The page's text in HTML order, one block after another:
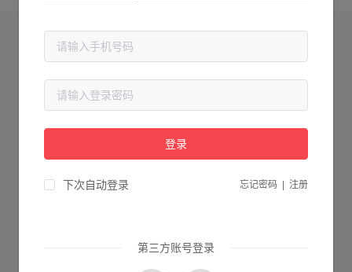
登录
下次自动登录 忘记密码 注册
第三方账号登录